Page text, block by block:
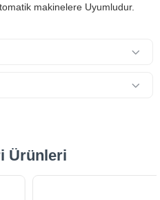
makinelere Uyumludur.
Ürünleri